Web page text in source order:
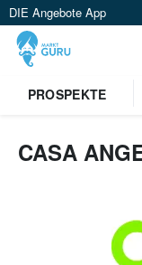
DIE Angebote App
PROSPEKTE
CASA